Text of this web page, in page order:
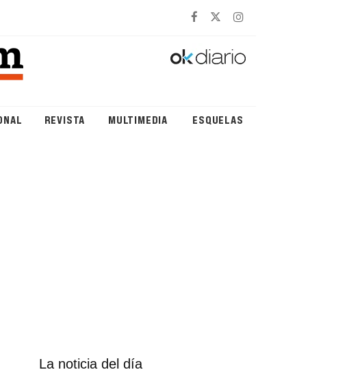
REVISTA MULTIMEDIA ESQUELAS
La noticia del día